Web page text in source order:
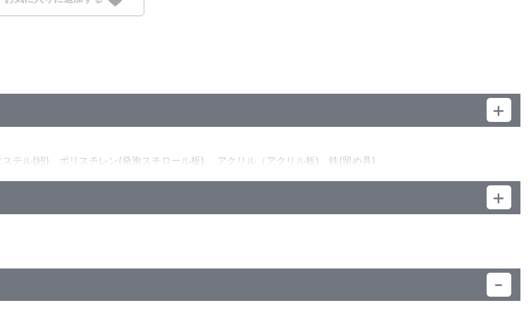
テル(紐)、ポリスチレン(発泡スチロール板)、 アクリル（アクリル板)、鉄(留め具)
や付着をお避けください。